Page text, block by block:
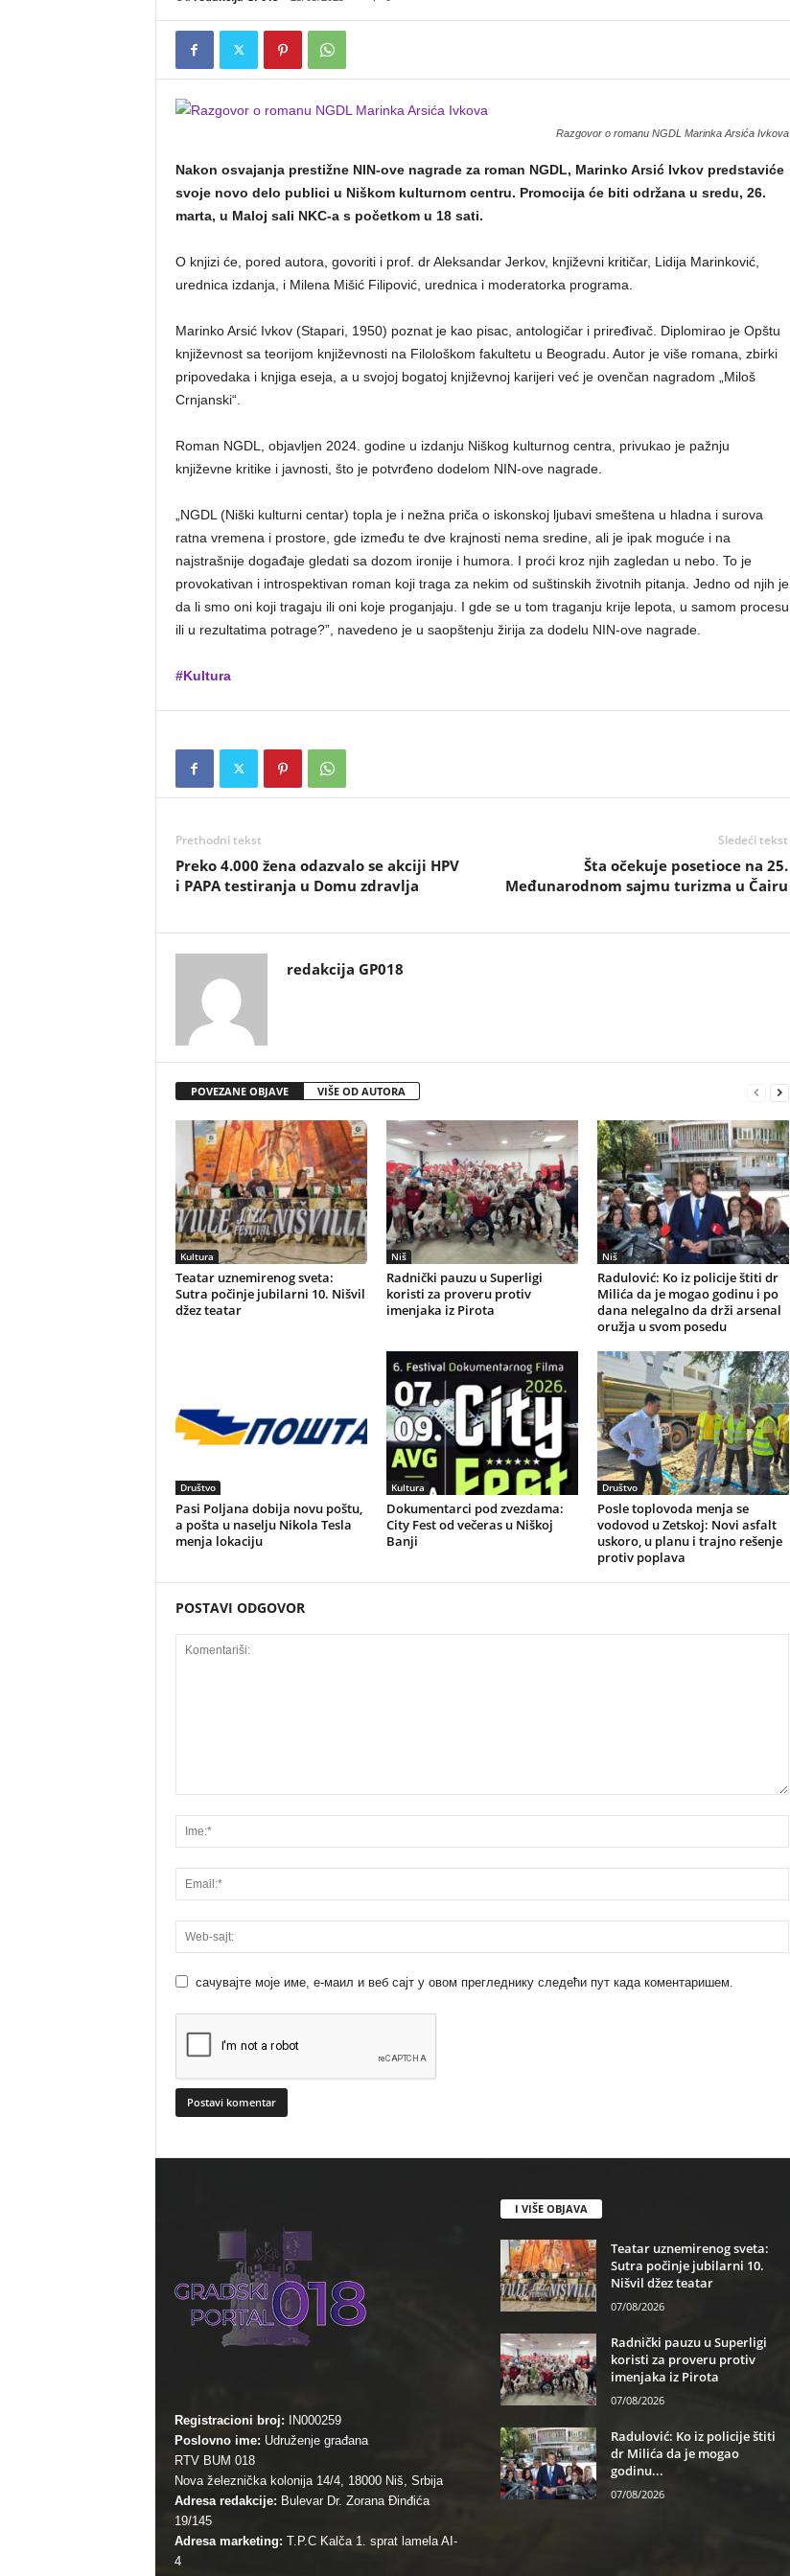
Razgovor o romanu NGDL Marinka Arsića Ivkova
Nakon osvajanja prestižne NIN-ove nagrade za roman NGDL, Marinko Arsić Ivkov predstaviće
svoje novo delo publici u Niškom kulturnom centru. Promocija će biti održana u sredu, 26.
marta, u Maloj sali NKC-a s početkom u 18 sati.
O knjizi će, pored autora, govoriti i prof. dr Aleksandar Jerkov, književni kritičar, Lidija Marinković,
urednica izdanja, i Milena Mišić Filipović, urednica i moderatorka programa.
Marinko Arsić Ivkov (Stapari, 1950) poznat je kao pisac, antologičar i priređivač. Diplomirao je Opštu
književnost sa teorijom književnosti na Filološkom fakultetu u Beogradu. Autor je više romana, zbirki
pripovedaka i knjiga eseja, a u svojoj bogatoj književnoj karijeri već je ovenčan nagradom „Miloš
Crnjanski“.
Roman NGDL, objavljen 2024. godine u izdanju Niškog kulturnog centra, privukao je pažnju
književne kritike i javnosti, što je potvrđeno dodelom NIN-ove nagrade.
„NGDL (Niški kulturni centar) topla je i nežna priča o iskonskoj ljubavi smeštena u hladna i surova
ratna vremena i prostore, gde između te dve krajnosti nema sredine, ali je ipak moguće i na
najstrašnije događaje gledati sa dozom ironije i humora. I proći kroz njih zagledan u nebo. To je
provokativan i introspektivan roman koji traga za nekim od suštinskih životnih pitanja. Jedno od njih je
da li smo oni koji tragaju ili oni koje proganjaju. I gde se u tom traganju krije lepota, u samom procesu
ili u rezultatima potrage?”, navedeno je u saopštenju žirija za dodelu NIN-ove nagrade.
#Kultura
Prethodni tekst
Preko 4.000 žena odazvalo se akciji HPV
i PAPA testiranja u Domu zdravlja
Sledeći tekst
Šta očekuje posetioce na 25.
Međunarodnom sajmu turizma u Čairu
redakcija GP018
POVEZANE OBJAVE VIŠE OD AUTORA
Kultura
Teatar uznemirenog sveta:
Sutra počinje jubilarni 10. Nišvil
džez teatar
Niš
Radnički pauzu u Superligi
koristi za proveru protiv
imenjaka iz Pirota
Niš
Radulović: Ko iz policije štiti dr
Milića da je mogao godinu i po
dana nelegalno da drži arsenal
oružja u svom posedu
Društvo
Pasi Poljana dobija novu poštu,
a pošta u naselju Nikola Tesla
menja lokaciju
Kultura
Dokumentarci pod zvezdama:
City Fest od večeras u Niškoj
Banji
Društvo
Posle toplovoda menja se
vodovod u Zetskoj: Novi asfalt
uskoro, u planu i trajno rešenje
protiv poplava
POSTAVI ODGOVOR
сачувајте моје име, е-маил и веб сајт у овом прегледнику следећи пут када коментаришем.
Registracioni broj:
IN000259
Poslovno ime: Udruženje građana
RTV BUM 018
Nova železnička kolonija 14/4, 18000 Niš, Srbija
Adresa redakcije: Bulevar Dr. Zorana Đinđića
19/145
Adresa marketing: T.P.C Kalča 1. sprat lamela AI-
4
I VIŠE OBJAVA
Teatar uznemirenog sveta:
Sutra počinje jubilarni 10.
Nišvil džez teatar
07/08/2026
Radnički pauzu u Superligi
koristi za proveru protiv
imenjaka iz Pirota
07/08/2026
Radulović: Ko iz policije štiti
dr Milića da je mogao
godinu...
07/08/2026